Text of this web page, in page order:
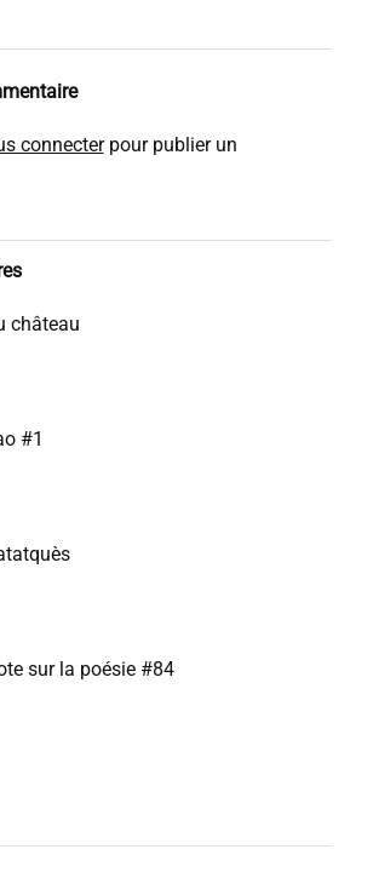
connecterpour publier un
château
#1
sur la poésie #84